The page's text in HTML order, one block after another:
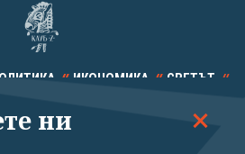
ИКОНОМИКА СВЕТЪТ
ТЕХНОЛОГИИ КАЛЕЙДОСКОП
ни